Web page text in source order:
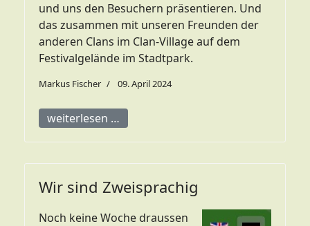
und uns den Besuchern präsentieren. Und
das zusammen mit unseren Freunden der
anderen Clans im Clan-Village auf dem
Festivalgelände im Stadtpark.
Markus Fischer 09. April 2024
weiterlesen …
Wir sind Zweisprachig
Noch keine Woche draussen